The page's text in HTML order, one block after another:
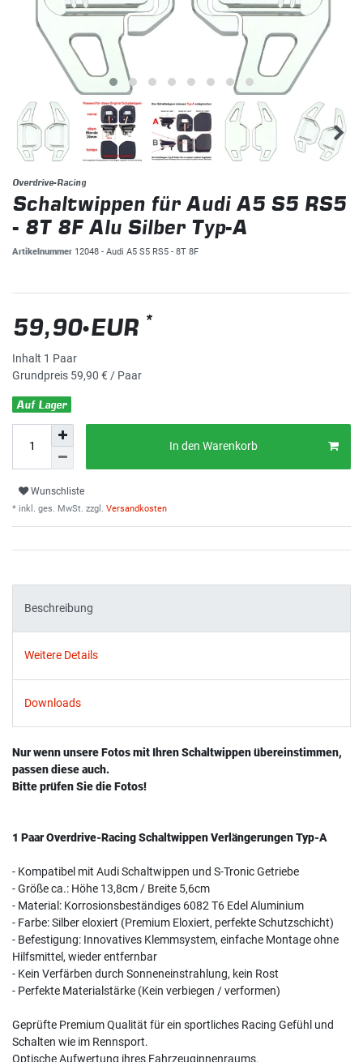
Overdrive-Racing
Schaltwippen für Audi A5 S5 RS5
- 8T 8F Alu Silber Typ-A
Artikelnummer 12048 - Audi A5 S5 RS5 - 8T 8F
59,90 EUR *
Inhalt 1 Paar
Grundpreis 59,90 € / Paar
Auf Lager
In den Warenkorb
Wunschliste
* inkl. ges. MwSt. zzgl. Versandkosten
Beschreibung
Weitere Details
Downloads
Nur wenn unsere Fotos mit Ihren Schaltwippen übereinstimmen,
passen diese auch.
Bitte prüfen Sie die Fotos!
1 Paar Overdrive-Racing Schaltwippen Verlängerungen Typ-A
- Kompatibel mit Audi Schaltwippen und S-Tronic Getriebe
- Größe ca.: Höhe 13,8cm / Breite 5,6cm
- Material: Korrosionsbeständiges 6082 T6 Edel Aluminium
- Farbe: Silber eloxiert (Premium Eloxiert, perfekte Schutzschicht)
- Befestigung: Innovatives Klemmsystem, einfache Montage ohne
Hilfsmittel, wieder entfernbar
- Kein Verfärben durch Sonneneinstrahlung, kein Rost
- Perfekte Materialstärke (Kein verbiegen / verformen)
Geprüfte Premium Qualität für ein sportliches Racing Gefühl und
Schalten wie im Rennsport.
Optische Aufwertung ihres Fahrzeuginnenraums.